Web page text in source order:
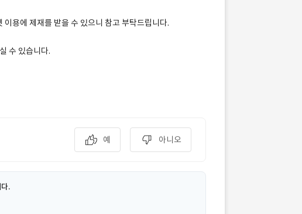
용에 제재를 받을 수 있으니 참고 부탁드립니다.
수 있습니다.
예 아니오
.